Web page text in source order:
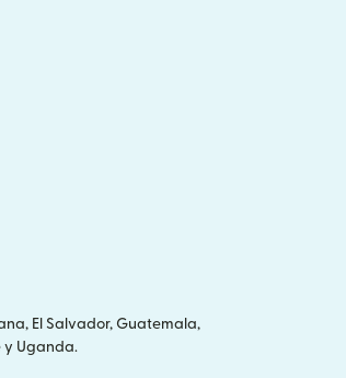
El Salvador, Guatemala,
y Uganda.